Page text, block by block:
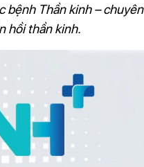
bệnh Thần kinh – chuyên
hồi thần kinh.